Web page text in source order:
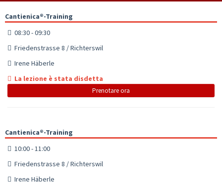
Cantienica®-Training
08:30 - 09:30
Friedenstrasse 8 / Richterswil
Irene Häberle
La lezione è stata disdetta
Prenotare ora
Cantienica®-Training
10:00 - 11:00
Friedenstrasse 8 / Richterswil
Irene Häberle